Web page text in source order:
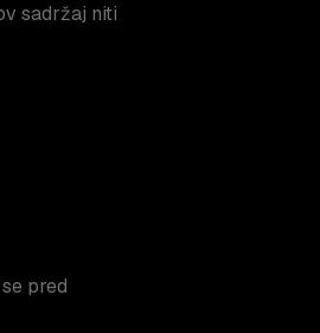
sadržaj niti
pred